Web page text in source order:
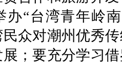
办“台湾青年岭
众对潮州优秀
；要充分学习